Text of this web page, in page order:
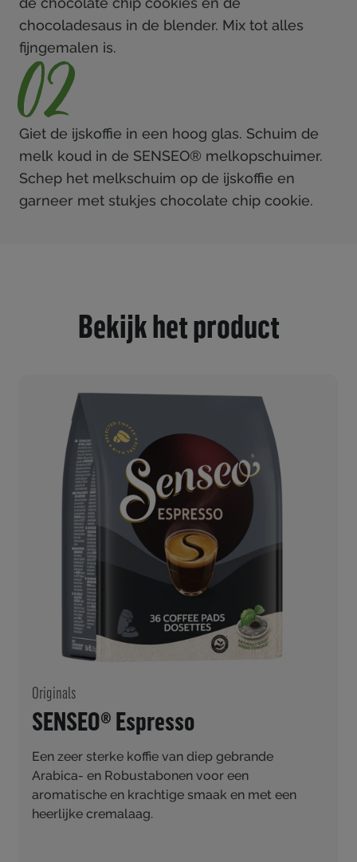
chocoladesaus in de blender. Mix tot alles
fijngemalen is.
02
Giet de ijskoffie in een hoog glas. Schuim de
melk koud in de SENSEO® melkopschuimer.
Schep het melkschuim op de ijskoffie en
garneer met stukjes chocolate chip cookie.
Bekijk het product
Originals
SENSEO® Espresso
Een zeer sterke koffie van diep gebrande
Arabica- en Robustabonen voor een
aromatische en krachtige smaak en met een
heerlijke cremalaag.